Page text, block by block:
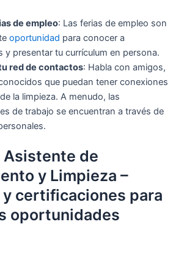
de empleo: Las ferias de empleo son
oportunidad para conocer a
y presentar tu currículum en persona.
red de contactos: Habla con amigos,
que puedan tener conexiones
la limpieza. A menudo, las
de trabajo se encuentran a través de
Asistente de
y Limpieza –
y certificaciones para
oportunidades